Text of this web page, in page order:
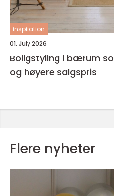
inspiration
01. July 2026
Boligstyling i bærum
og høyere salgspris
Flere nyheter